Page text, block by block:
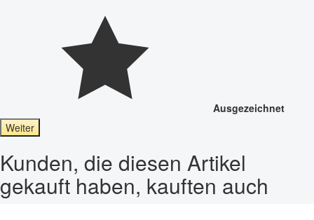
Ausgezeichnet
Weiter
Kunden, die diesen Artikel
gekauft haben, kauften auch